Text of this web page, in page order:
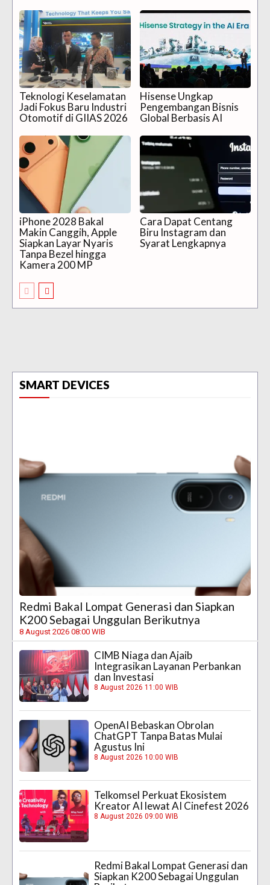
Teknologi Keselamatan
Jadi Fokus Baru Industri
Otomotif di GIIAS 2026
Hisense Ungkap
Pengembangan Bisnis
Global Berbasis AI
iPhone 2028 Bakal
Makin Canggih, Apple
Siapkan Layar Nyaris
Tanpa Bezel hingga
Kamera 200 MP
Cara Dapat Centang
Biru Instagram dan
Syarat Lengkapnya
SMART DEVICES
Redmi Bakal Lompat Generasi dan Siapkan
K200 Sebagai Unggulan Berikutnya
8 August 2026 08:00 WIB
CIMB Niaga dan Ajaib
Integrasikan Layanan Perbankan
dan Investasi
8 August 2026 11:00 WIB
OpenAI Bebaskan Obrolan
ChatGPT Tanpa Batas Mulai
Agustus Ini
8 August 2026 10:00 WIB
Telkomsel Perkuat Ekosistem
Kreator AI lewat AI Cinefest 2026
8 August 2026 09:00 WIB
Redmi Bakal Lompat Generasi dan
Siapkan K200 Sebagai Unggulan